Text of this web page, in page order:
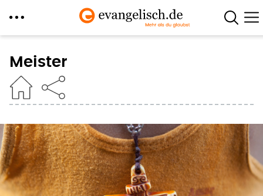
zum
Inhalt
Meister